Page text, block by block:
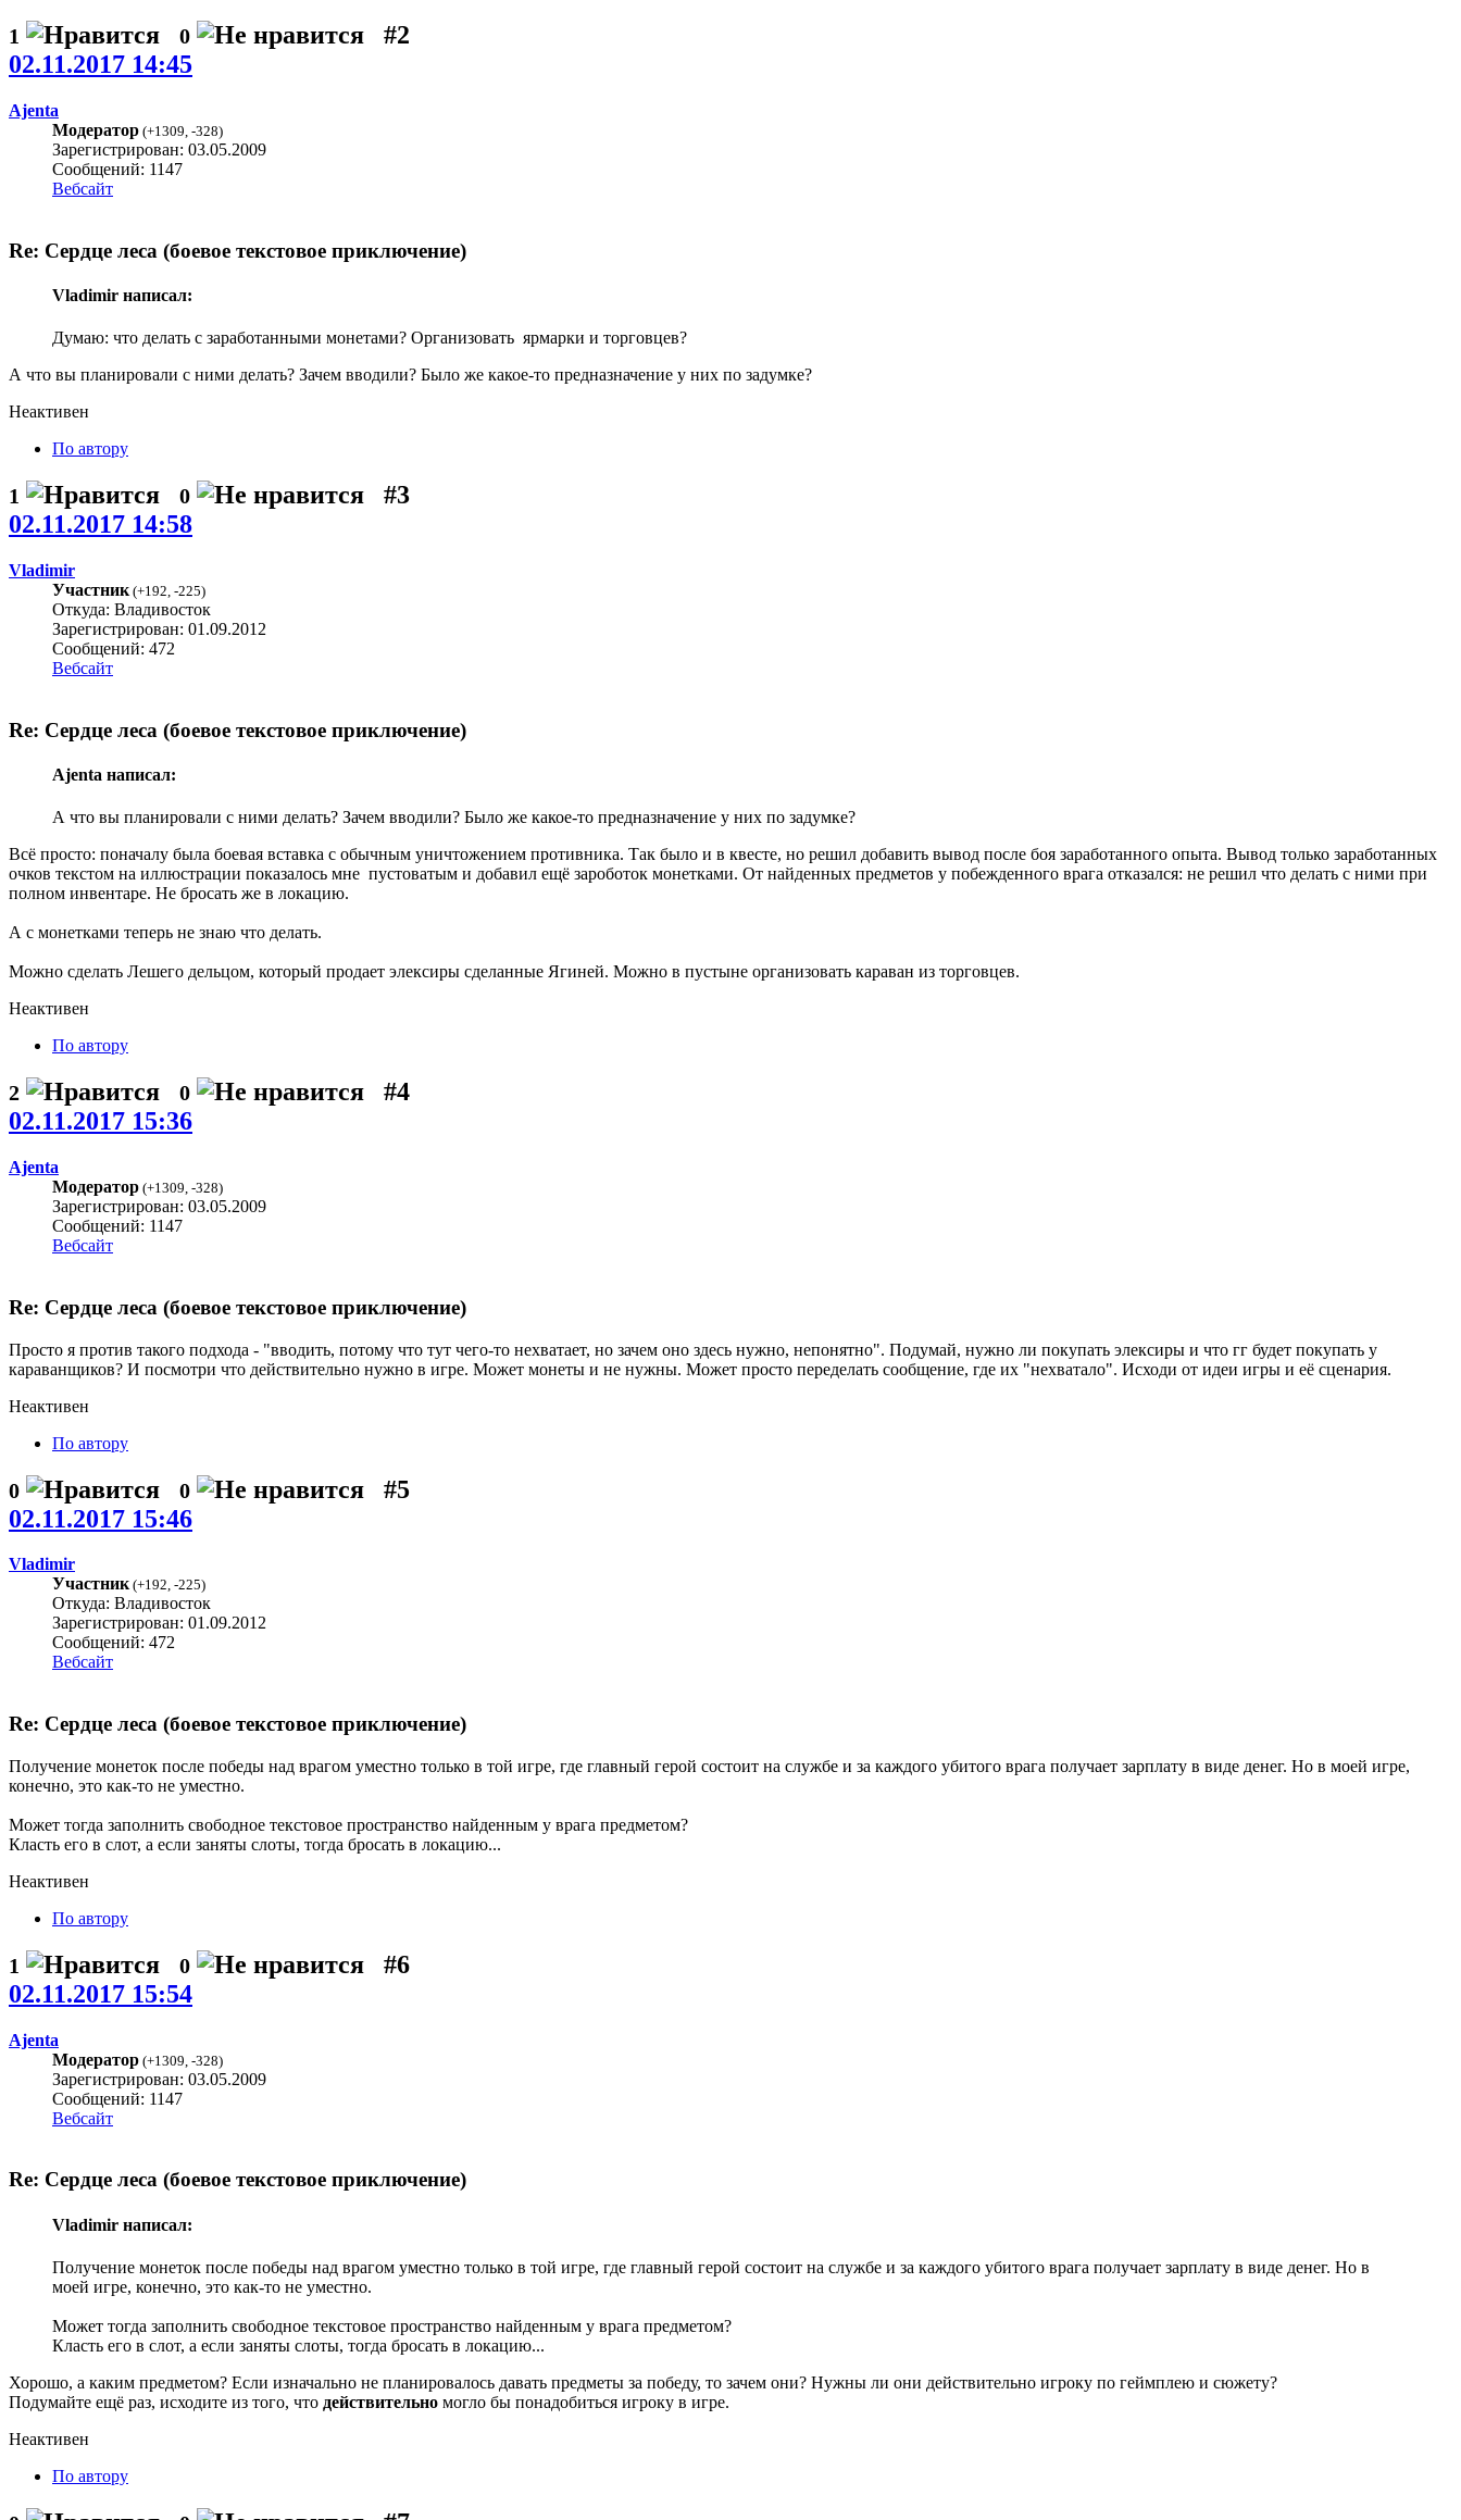
1 0
#2
02.11.2017 14:45
Ajenta
Модератор (+1309, -328)
Зарегистрирован: 03.05.2009
Сообщений: 1147
Вебсайт
Re: Сердце леса (боевое текстовое приключение)
Vladimir написал:
Думаю: что делать с заработанными монетами? Организовать ярмарки и торговцев?
А что вы планировали с ними делать? Зачем вводили? Было же какое-то предназначение у них по задумке?
Неактивен
По автору
1 0
#3
02.11.2017 14:58
Vladimir
Участник(+192, -225)
Откуда: Владивосток
Зарегистрирован: 01.09.2012
Сообщений: 472
Вебсайт
Re: Сердце леса (боевое текстовое приключение)
Ajenta написал:
А что вы планировали с ними делать? Зачем вводили? Было же какое-то предназначение у них по задумке?
Всё просто: поначалу была боевая вставка с обычным уничтожением противника. Так было и в квесте, но решил добавить вывод после боя заработанного опыта. Вывод только заработанных
очков текстом на иллюстрации показалось мне пустоватым и добавил ещё зароботок монетками. От найденных предметов у побежденного врага отказался: не решил что делать с ними при
полном инвентаре. Не бросать же в локацию.
А с монетками теперь не знаю что делать.
Можно сделать Лешего дельцом, который продает элексиры сделанные Ягиней. Можно в пустыне организовать караван из торговцев.
Неактивен
По автору
2 0
#4
02.11.2017 15:36
Ajenta
Модератор (+1309, -328)
Зарегистрирован: 03.05.2009
Сообщений: 1147
Вебсайт
Re: Сердце леса (боевое текстовое приключение)
Просто я против такого подхода - "вводить, потому что тут чего-то нехватает, но зачем оно здесь нужно, непонятно". Подумай, нужно ли покупать элексиры и что гг будет покупать у
караванщиков? И посмотри что действительно нужно в игре. Может монеты и не нужны. Может просто переделать сообщение, где их "нехватало". Исходи от идеи игры и её сценария.
Неактивен
По автору
0 0
#5
02.11.2017 15:46
Vladimir
Участник(+192, -225)
Откуда: Владивосток
Зарегистрирован: 01.09.2012
Сообщений: 472
Вебсайт
Re: Сердце леса (боевое текстовое приключение)
Получение монеток после победы над врагом уместно только в той игре, где главный герой состоит на службе и за каждого убитого врага получает зарплату в виде денег. Но в моей игре,
конечно, это как-то не уместно.
Может тогда заполнить свободное текстовое пространство найденным у врага предметом?
Класть его в слот, а если заняты слоты, тогда бросать в локацию...
Неактивен
По автору
1 0
#6
02.11.2017 15:54
Ajenta
Модератор (+1309 -328)
Зарегистрирован: 03.05.2009
Сообщений: 1147
Вебсайт
Re: Сердце леса (боевое текстовое приключение)
Vladimir написал:
Получение монеток после победы над врагом уместно только в той игре, где главный герой состоит на службе и за каждого убитого врага получает зарплату в виде денег. Но в
моей игре, конечно, это как-то не уместно.
Может тогда заполнить свободное текстовое пространство найденным у врага предметом?
Класть его в слот, а если заняты слоты, тогда бросать в локацию...
Хорошо, а каким предметом? Если изначально не планировалось давать предметы за победу, то зачем они? Нужны ли они действительно игроку по геймплею и сюжету?
Подумайте ещё раз, исходите из того, что действительно могло бы понадобиться игроку в игре.
Неактивен
По автору